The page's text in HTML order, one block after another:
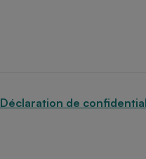
Déclaration de